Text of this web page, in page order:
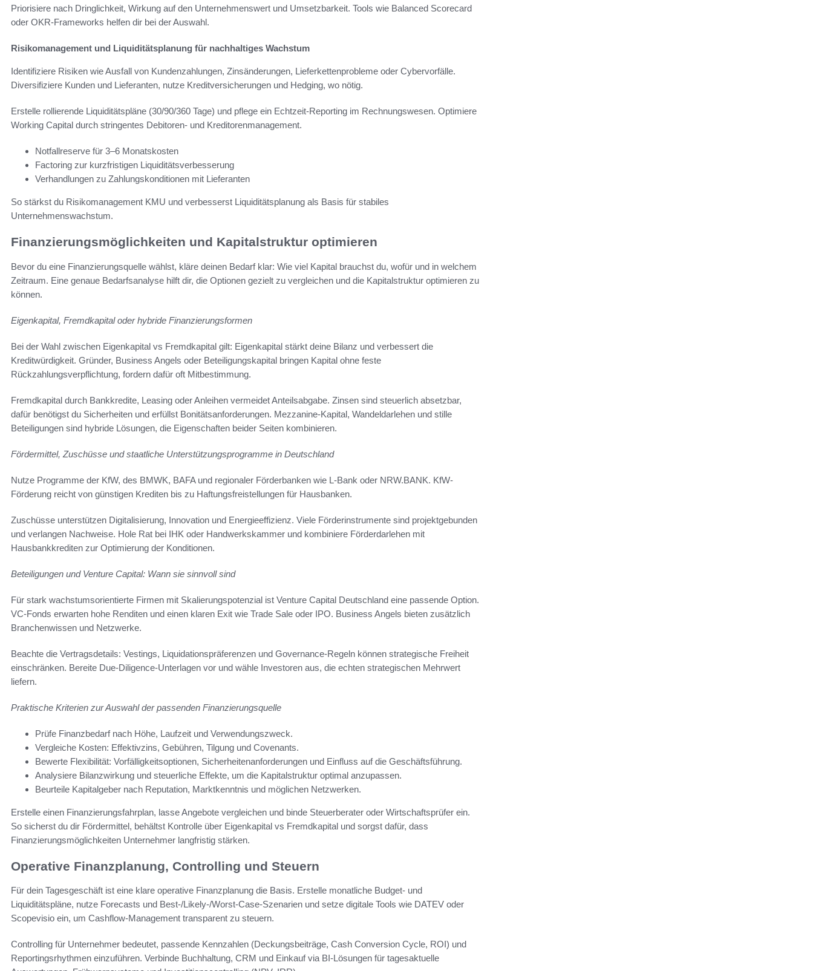
Priorisiere nach Dringlichkeit, Wirkung auf den Unternehmenswert und Umsetzbarkeit. Tools wie Balanced Scorecard
oder OKR-Frameworks helfen dir bei der Auswahl.
Risikomanagement und Liquiditätsplanung für nachhaltiges Wachstum
Identifiziere Risiken wie Ausfall von Kundenzahlungen, Zinsänderungen, Lieferkettenprobleme oder Cybervorfälle.
Diversifiziere Kunden und Lieferanten, nutze Kreditversicherungen und Hedging, wo nötig.
Erstelle rollierende Liquiditätspläne (30/90/360 Tage) und pflege ein Echtzeit-Reporting im Rechnungswesen. Optimiere
Working Capital durch stringentes Debitoren- und Kreditorenmanagement.
Notfallreserve für 3–6 Monatskosten
Factoring zur kurzfristigen Liquiditätsverbesserung
Verhandlungen zu Zahlungskonditionen mit Lieferanten
So stärkst du Risikomanagement KMU und verbesserst Liquiditätsplanung als Basis für stabiles
Unternehmenswachstum.
Finanzierungsmöglichkeiten und Kapitalstruktur optimieren
Bevor du eine Finanzierungsquelle wählst, kläre deinen Bedarf klar: Wie viel Kapital brauchst du, wofür und in welchem
Zeitraum. Eine genaue Bedarfsanalyse hilft dir, die Optionen gezielt zu vergleichen und die Kapitalstruktur optimieren zu
können.
Eigenkapital, Fremdkapital oder hybride Finanzierungsformen
Bei der Wahl zwischen Eigenkapital vs Fremdkapital gilt: Eigenkapital stärkt deine Bilanz und verbessert die
Kreditwürdigkeit. Gründer, Business Angels oder Beteiligungskapital bringen Kapital ohne feste
Rückzahlungsverpflichtung, fordern dafür oft Mitbestimmung.
Fremdkapital durch Bankkredite, Leasing oder Anleihen vermeidet Anteilsabgabe. Zinsen sind steuerlich absetzbar,
dafür benötigst du Sicherheiten und erfüllst Bonitätsanforderungen. Mezzanine-Kapital, Wandeldarlehen und stille
Beteiligungen sind hybride Lösungen, die Eigenschaften beider Seiten kombinieren.
Fördermittel, Zuschüsse und staatliche Unterstützungsprogramme in Deutschland
Nutze Programme der KfW, des BMWK, BAFA und regionaler Förderbanken wie L-Bank oder NRW.BANK. KfW-
Förderung reicht von günstigen Krediten bis zu Haftungsfreistellungen für Hausbanken.
Zuschüsse unterstützen Digitalisierung, Innovation und Energieeffizienz. Viele Förderinstrumente sind projektgebunden
und verlangen Nachweise. Hole Rat bei IHK oder Handwerkskammer und kombiniere Förderdarlehen mit
Hausbankkrediten zur Optimierung der Konditionen.
Beteiligungen und Venture Capital: Wann sie sinnvoll sind
Für stark wachstumsorientierte Firmen mit Skalierungspotenzial ist Venture Capital Deutschland eine passende Option.
VC-Fonds erwarten hohe Renditen und einen klaren Exit wie Trade Sale oder IPO. Business Angels bieten zusätzlich
Branchenwissen und Netzwerke.
Beachte die Vertragsdetails: Vestings, Liquidationspräferenzen und Governance-Regeln können strategische Freiheit
einschränken. Bereite Due-Diligence-Unterlagen vor und wähle Investoren aus, die echten strategischen Mehrwert
liefern.
Praktische Kriterien zur Auswahl der passenden Finanzierungsquelle
Prüfe Finanzbedarf nach Höhe, Laufzeit und Verwendungszweck.
Vergleiche Kosten: Effektivzins, Gebühren, Tilgung und Covenants.
Bewerte Flexibilität: Vorfälligkeitsoptionen, Sicherheitenanforderungen und Einfluss auf die Geschäftsführung.
Analysiere Bilanzwirkung und steuerliche Effekte, um die Kapitalstruktur optimal anzupassen.
Beurteile Kapitalgeber nach Reputation, Marktkenntnis und möglichen Netzwerken.
Erstelle einen Finanzierungsfahrplan, lasse Angebote vergleichen und binde Steuerberater oder Wirtschaftsprüfer ein.
So sicherst du dir Fördermittel, behältst Kontrolle über Eigenkapital vs Fremdkapital und sorgst dafür, dass
Finanzierungsmöglichkeiten Unternehmer langfristig stärken.
Operative Finanzplanung, Controlling und Steuern
Für dein Tagesgeschäft ist eine klare operative Finanzplanung die Basis. Erstelle monatliche Budget- und
Liquiditätspläne, nutze Forecasts und Best-/Likely-/Worst-Case-Szenarien und setze digitale Tools wie DATEV oder
Scopevisio ein, um Cashflow-Management transparent zu steuern.
Controlling für Unternehmer bedeutet, passende Kennzahlen (Deckungsbeiträge, Cash Conversion Cycle, ROI) und
Reportingsrhythmen einzuführen. Verbinde Buchhaltung, CRM und Einkauf via BI-Lösungen für tagesaktuelle